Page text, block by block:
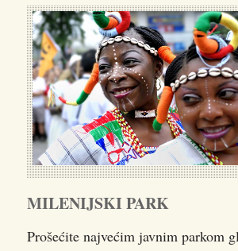
MILENIJSKI PARK
Prošećite najvećim javnim parkom